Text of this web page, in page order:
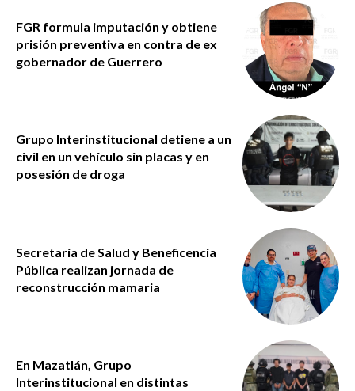
FGR formula imputación y obtiene
prisión preventiva en contra de ex
gobernador de Guerrero
Grupo Interinstitucional detiene a un
civil en un vehículo sin placas y en
posesión de droga
Secretaría de Salud y Beneficencia
Pública realizan jornada de
reconstrucción mamaria
En Mazatlán, Grupo
Interinstitucional en distintas